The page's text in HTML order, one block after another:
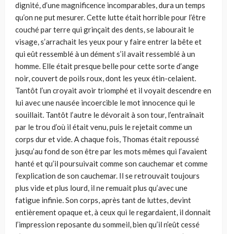
dignité, d’une magnificence incomparables, dura un temps
qu’on ne put mesurer. Cette lutte était horrible pour l’être
couché par terre qui grinçait des dents, se labourait le
visage, s’arrachait les yeux pour y faire entrer la bête et
qui eût ressemblé à un dément s’il avait ressemblé à un
homme. Elle était presque belle pour cette sorte d’ange
noir, couvert de poils roux, dont les yeux étin-celaient.
Tantôt l’un croyait avoir triomphé et il voyait descendre en
lui avec une nausée incoercible le mot innocence qui le
souillait. Tantôt l’autre le dévorait à son tour, l’entraînait
par le trou d’où il était venu, puis le rejetait comme un
corps dur et vide. A chaque fois, Thomas était repoussé
jusqu’au fond de son être par les mots mêmes qui l’avaient
hanté et qu’il poursuivait comme son cauchemar et comme
l’explication de son cauchemar. Il se retrouvait toujours
plus vide et plus lourd, il ne remuait plus qu’avec une
fatigue infinie. Son corps, après tant de luttes, devint
entièrement opaque et, à ceux qui le regardaient, il donnait
l’impression reposante du sommeil, bien qu’il n’eût cessé